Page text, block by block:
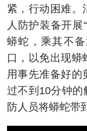
紧，行动困难。
人防护装备开
蟒蛇，乘其不
口，以免出现蟒
用事先准备好的
过不到10分钟的
防人员将蟒蛇带